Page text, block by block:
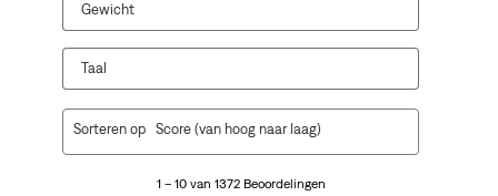
Gewicht
Taal
1 – 10 van 1372 Beoordelingen
Sorteren op Score (van hoog naar laag)